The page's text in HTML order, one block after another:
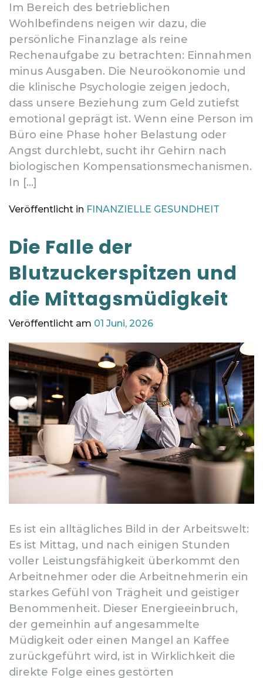
Im Bereich des betrieblichen
Wohlbefindens neigen wir dazu, die
persönliche Finanzlage als reine
Rechenaufgabe zu betrachten: Einnahmen
minus Ausgaben. Die Neuroökonomie und
die klinische Psychologie zeigen jedoch,
dass unsere Beziehung zum Geld zutiefst
emotional geprägt ist. Wenn eine Person im
Büro eine Phase hoher Belastung oder
Angst durchlebt, sucht ihr Gehirn nach
biologischen Kompensationsmechanismen.
In […]
Veröffentlicht in FINANZIELLE GESUNDHEIT
Die Falle der
Blutzuckerspitzen und
die Mittagsmüdigkeit
Veröffentlicht am 01 Juni, 2026
Es ist ein alltägliches Bild in der Arbeitswelt:
Es ist Mittag, und nach einigen Stunden
voller Leistungsfähigkeit überkommt den
Arbeitnehmer oder die Arbeitnehmerin ein
starkes Gefühl von Trägheit und geistiger
Benommenheit. Dieser Energieeinbruch,
der gemeinhin auf angesammelte
Müdigkeit oder einen Mangel an Kaffee
zurückgeführt wird, ist in Wirklichkeit die
direkte Folge eines gestörten